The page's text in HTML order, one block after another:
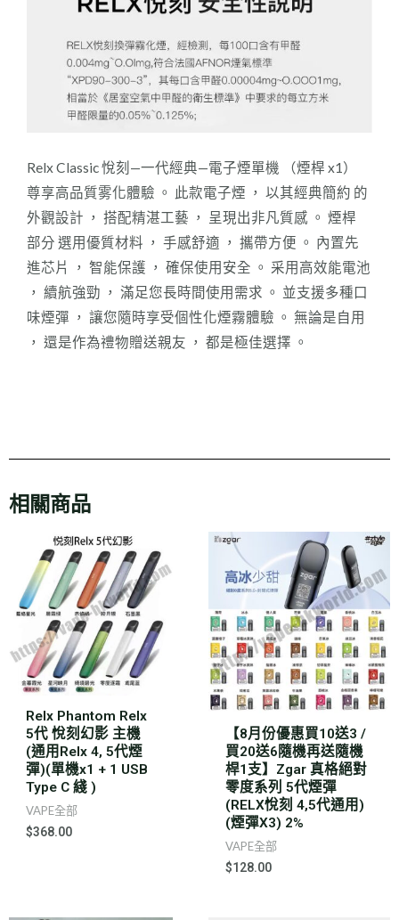
Relx Classic 悅刻—一代經典—電子煙單機 （煙桿 x1）
尊享高品質雾化體驗 。 此款電子煙 ， 以其經典簡約 的
外觀設計 ， 搭配精湛工藝 ， 呈現出非凡質感 。 煙桿
部分 選用優質材料 ， 手感舒適 ， 攜帶方便 。 內置先
進芯片 ， 智能保護 ， 確保使用安全 。 采用高效能電池
， 續航強勁 ， 滿足您長時間使用需求 。 並支援多種口
味煙彈 ， 讓您隨時享受個性化煙霧體驗 。 無論是自用
， 還是作為禮物贈送親友 ， 都是極佳選擇 。
相關商品
Relx Phantom Relx
5代 悅刻幻影 主機
(通用Relx 4, 5代煙
彈)(單機x1 + 1 USB
Type C 綫 )
VAPE全部
$368.00
【8月份優惠買10送3 /
買20送6隨機再送隨機
桿1支】Zgar 真格絕對
零度系列 5代煙彈
(RELX悅刻 4,5代通用)
(煙彈X3) 2%
VAPE全部
$128.00